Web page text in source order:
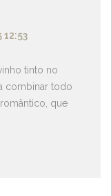
12:53
tinto no
combinar todo
que